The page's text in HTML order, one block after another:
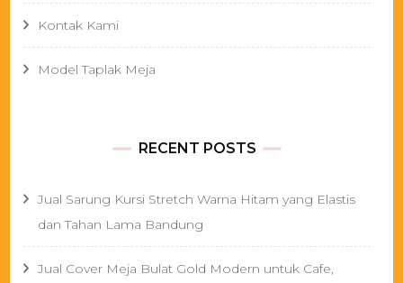
Kontak Kami
Model Taplak Meja
RECENT POSTS
Jual Sarung Kursi Stretch Warna Hitam yang Elastis
dan Tahan Lama Bandung
Jual Cover Meja Bulat Gold Modern untuk Cafe,